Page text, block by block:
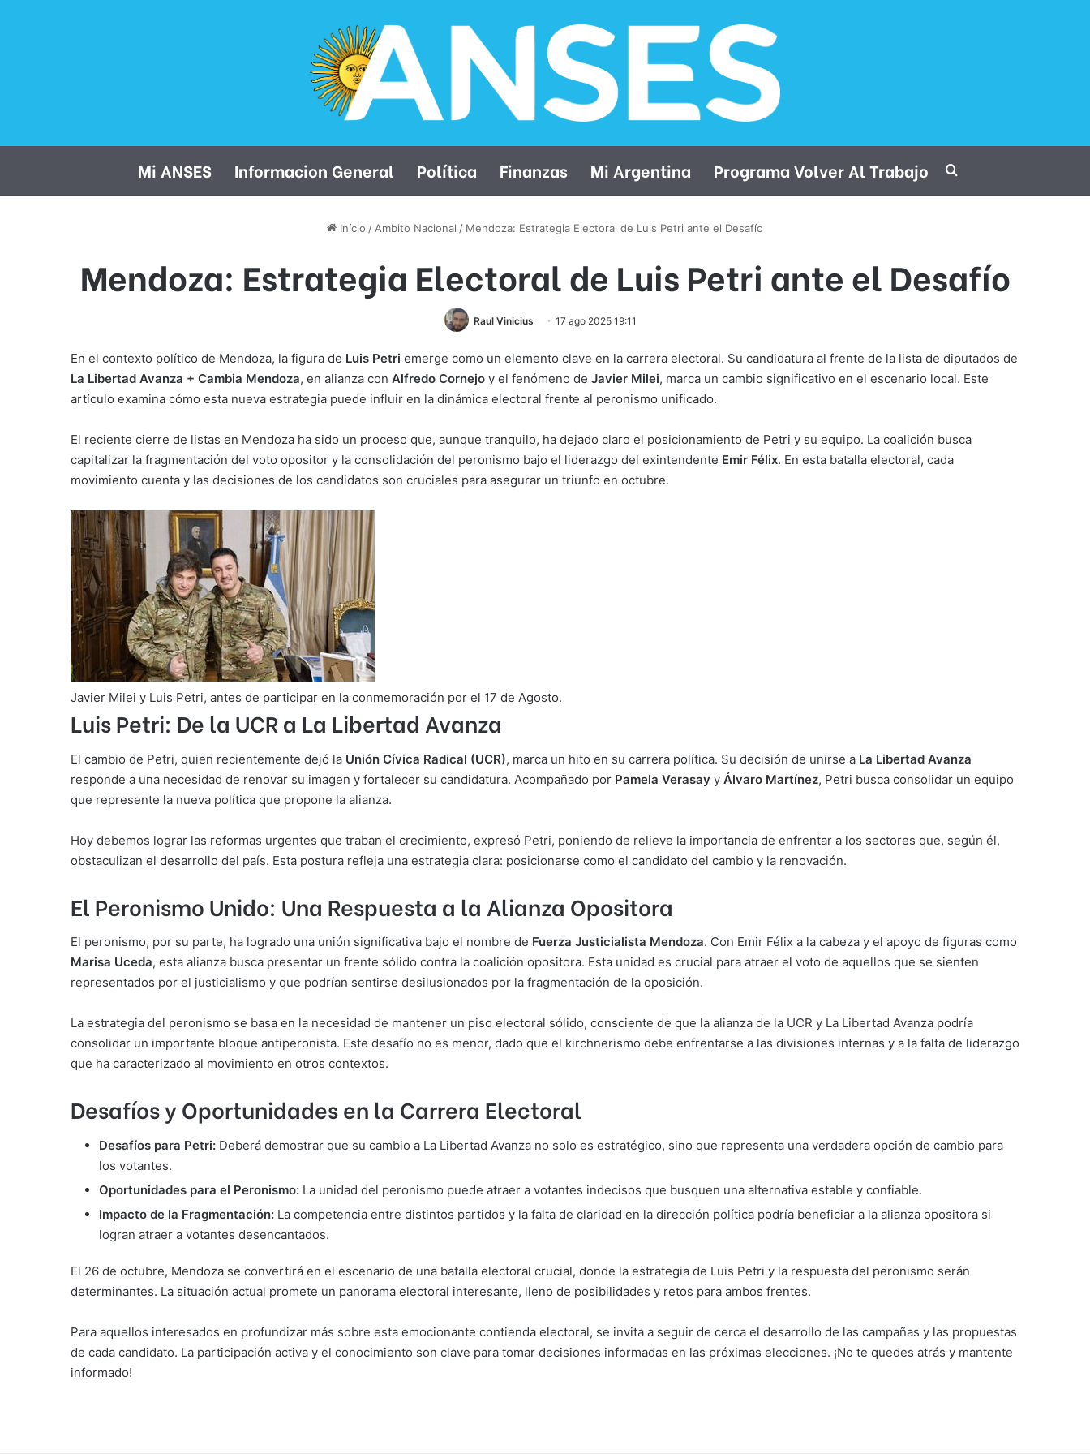
Mi ANSES Informacion General Política Finanzas Mi Argentina Programa Volver Al Trabajo
Início / Ambito Nacional / Mendoza: Estrategia Electoral de Luis Petri ante el Desafío
Mendoza: Estrategia Electoral de Luis Petri ante el Desafío
Raul Vinicius 17 ago 2025 19:11
En el contexto político de Mendoza, la figura de Luis Petri emerge como un elemento clave en la carrera electoral. Su candidatura al frente de la lista de diputados de
La Libertad Avanza + Cambia Mendoza, en alianza con Alfredo Cornejo y el fenómeno de Javier Milei, marca un cambio significativo en el escenario local. Este
artículo examina cómo esta nueva estrategia puede influir en la dinámica electoral frente al peronismo unificado.
El reciente cierre de listas en Mendoza ha sido un proceso que, aunque tranquilo, ha dejado claro el posicionamiento de Petri y su equipo. La coalición busca
capitalizar la fragmentación del voto opositor y la consolidación del peronismo bajo el liderazgo del exintendente Emir Félix. En esta batalla electoral, cada
movimiento cuenta y las decisiones de los candidatos son cruciales para asegurar un triunfo en octubre.
Javier Milei y Luis Petri, antes de participar en la conmemoración por el 17 de Agosto.
Luis Petri: De la UCR a La Libertad Avanza
El cambio de Petri, quien recientemente dejó la Unión Cívica Radical (UCR), marca un hito en su carrera política. Su decisión de unirse a La Libertad Avanza
responde a una necesidad de renovar su imagen y fortalecer su candidatura. Acompañado por Pamela Verasay y Álvaro Martínez, Petri busca consolidar un equipo
que represente la nueva política que propone la alianza.
Hoy debemos lograr las reformas urgentes que traban el crecimiento, expresó Petri, poniendo de relieve la importancia de enfrentar a los sectores que, según él,
obstaculizan el desarrollo del país. Esta postura refleja una estrategia clara: posicionarse como el candidato del cambio y la renovación.
El Peronismo Unido: Una Respuesta a la Alianza Opositora
El peronismo, por su parte, ha logrado una unión significativa bajo el nombre de Fuerza Justicialista Mendoza. Con Emir Félix a la cabeza y el apoyo de figuras como
Marisa Uceda, esta alianza busca presentar un frente sólido contra la coalición opositora. Esta unidad es crucial para atraer el voto de aquellos que se sienten
representados por el justicialismo y que podrían sentirse desilusionados por la fragmentación de la oposición.
La estrategia del peronismo se basa en la necesidad de mantener un piso electoral sólido, consciente de que la alianza de la UCR y La Libertad Avanza podría
consolidar un importante bloque antiperonista. Este desafío no es menor, dado que el kirchnerismo debe enfrentarse a las divisiones internas y a la falta de liderazgo
que ha caracterizado al movimiento en otros contextos.
Desafíos y Oportunidades en la Carrera Electoral
Desafíos para Petri: Deberá demostrar que su cambio a La Libertad Avanza no solo es estratégico, sino que representa una verdadera opción de cambio para
los votantes.
Oportunidades para el Peronismo: La unidad del peronismo puede atraer a votantes indecisos que busquen una alternativa estable y confiable.
Impacto de la Fragmentación: La competencia entre distintos partidos y la falta de claridad en la dirección política podría beneficiar a la alianza opositora si
logran atraer a votantes desencantados.
El 26 de octubre, Mendoza se convertirá en el escenario de una batalla electoral crucial, donde la estrategia de Luis Petri y la respuesta del peronismo serán
determinantes. La situación actual promete un panorama electoral interesante, lleno de posibilidades y retos para ambos frentes.
Para aquellos interesados en profundizar más sobre esta emocionante contienda electoral, se invita a seguir de cerca el desarrollo de las campañas y las propuestas
de cada candidato. La participación activa y el conocimiento son clave para tomar decisiones informadas en las próximas elecciones. ¡No te quedes atrás y mantente
informado!